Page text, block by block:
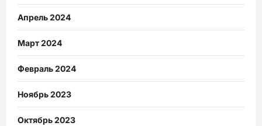
Апрель 2024
Март 2024
Февраль 2024
Ноябрь 2023
Октябрь 2023